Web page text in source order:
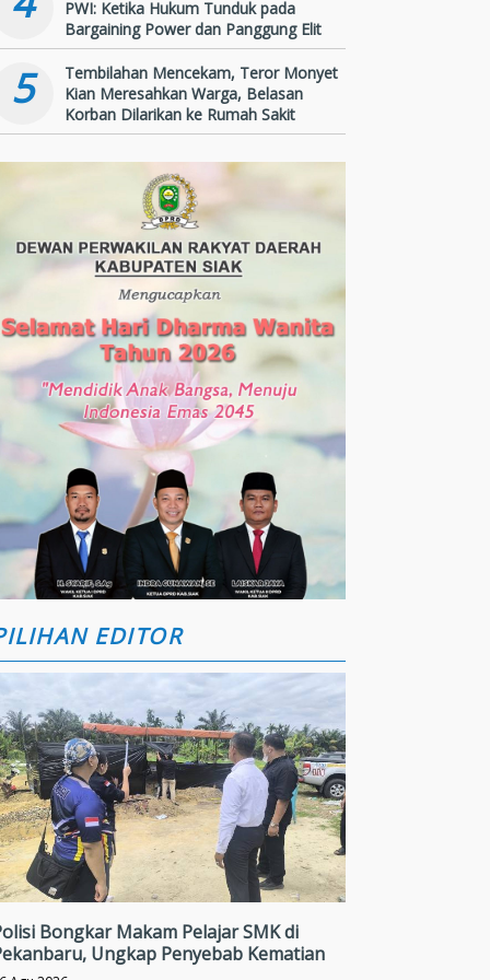
PWI: Ketika Hukum Tunduk pada
Bargaining Power dan Panggung Elit
5
Tembilahan Mencekam, Teror Monyet
Kian Meresahkan Warga, Belasan
Korban Dilarikan ke Rumah Sakit
EDITOR
Bongkar Makam Pelajar SMK di
Ungkap Penyebab Kematian